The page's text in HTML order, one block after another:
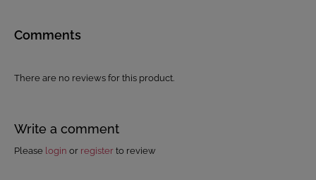
Comments
There are no reviews for this product.
Write a comment
Please login or register to review